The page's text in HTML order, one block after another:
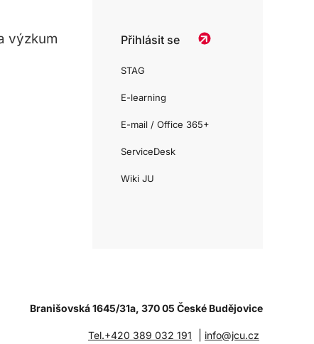
výzkum Přihlásit se
STAG
E-learning
E-mail / Office 365+
ServiceDesk
Wiki JU
Branišovská 1645/31a, 370 05 České Budějovice
Tel.+420 389 032 191 info@jcu.cz